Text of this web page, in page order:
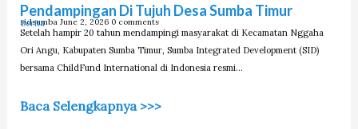
Pendampingan Di Tujuh Desa Sumba Timur
sidsumba June 2, 2026 0 comments
Berita
Setelah hampir 20 tahun mendampingi masyarakat di Kecamatan Nggaha
Ori Angu, Kabupaten Sumba Timur, Sumba Integrated Development (SID)
bersama ChildFund International di Indonesia resmi…
Baca Selengkapnya >>>